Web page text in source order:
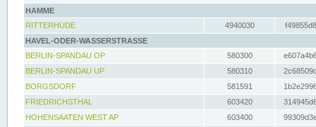
HAMME
RITTERHUDE
4940030
HAVEL-ODER-WASSERSTRASSE
BERLIN-SPANDAU OP
580300
BERLIN-SPANDAU UP
580310
BORGSDORF
581591
FRIEDRICHSTHAL
603420
HOHENSAATEN WEST AP
603400